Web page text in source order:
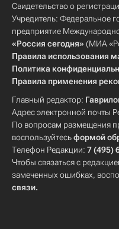
Свидетельство о
Учредитель: Федеральное
предприятие
«Россия сегодня» (МИА
Правила использования
Политика
Правила применения
Главный редактор:
Адрес электронной почты
По вопросам размещения
воспользуйтесьформой
Телефон Редакции: 7 (495)
Чтобы связаться с
замеченных ошибках,
связи.